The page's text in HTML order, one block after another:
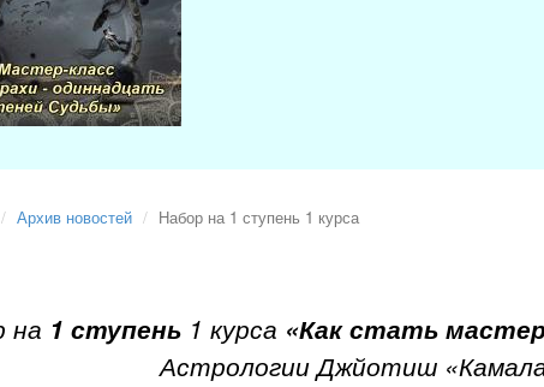
Архив новостей Набор на 1 ступень 1 курса
на 1 ступень1 курса «Как стать
Астрологии Джйотиш